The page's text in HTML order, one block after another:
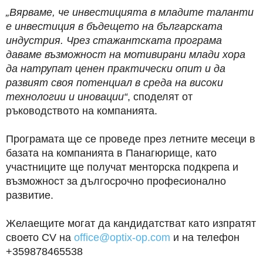
„Вярваме, че инвестицията в младите таланти
е инвестиция в бъдещето на българската
индустрия. Чрез стажантската програма
даваме възможност на мотивирани млади хора
да натрупат ценен практически опит и да
развият своя потенциал в среда на високи
технологии и иновации“, споделят от
ръководството на компанията.
Програмата ще се проведе през летните месеци в
базата на компанията в Панагюрище, като
участниците ще получат менторска подкрепа и
възможност за дългосрочно професионално
развитие.
Желаещите могат да кандидатстват като изпратят
своето CV на office@optix-op.com и на телефон
+359878465538